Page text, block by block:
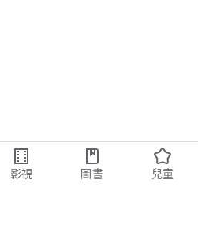
影視 圖書 兒童